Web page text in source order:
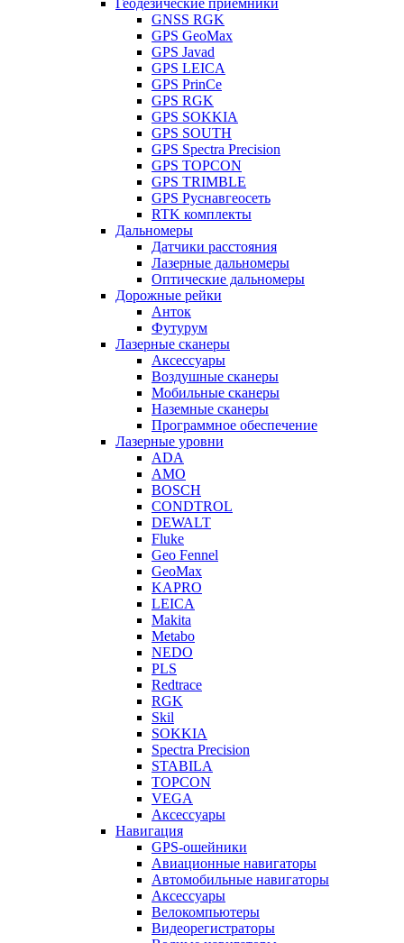
Геодезические приемники
GNSS RGK
GPS GeoMax
GPS Javad
GPS LEICA
GPS PrinCe
GPS RGK
GPS SOKKIA
GPS SOUTH
GPS Spectra Precision
GPS TOPCON
GPS TRIMBLE
GPS Руснавгеосеть
RTK комплекты
Дальномеры
Датчики расстояния
Лазерные дальномеры
Оптические дальномеры
Дорожные рейки
Анток
Футурум
Лазерные сканеры
Аксессуары
Воздушные сканеры
Мобильные сканеры
Наземные сканеры
Программное обеспечение
Лазерные уровни
ADA
AMO
BOSCH
CONDTROL
DEWALT
Fluke
Geo Fennel
GeoMax
KAPRO
LEICA
Makita
Metabo
NEDO
PLS
Redtrace
RGK
Skil
SOKKIA
Spectra Precision
STABILA
TOPCON
VEGA
Аксессуары
Навигация
GPS-ошейники
Авиационные навигаторы
Автомобильные навигаторы
Аксессуары
Велокомпьютеры
Видеорегистраторы